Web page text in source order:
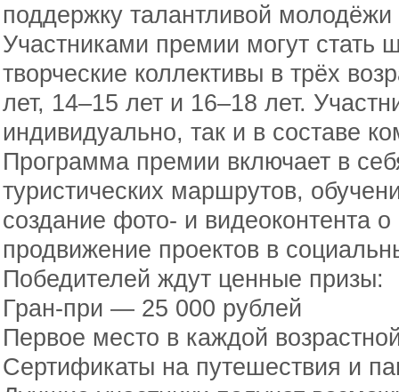
поддержку талантливой молодёжи
Участниками премии могут стать
творческие коллективы в трёх
лет, 14–15 лет и 16–18 лет.
индивидуально, так и в составе
Программа премии включает в
туристических маршрутов,
создание фото- и видеоконтента
продвижение проектов в
Победителей ждут ценные призы:
Гран-при — 25 000 рублей
Первое место в каждой
Сертификаты на путешествия и